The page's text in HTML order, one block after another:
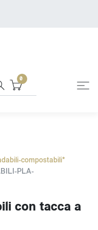
0
compostabili*
PLA-
con tacca a